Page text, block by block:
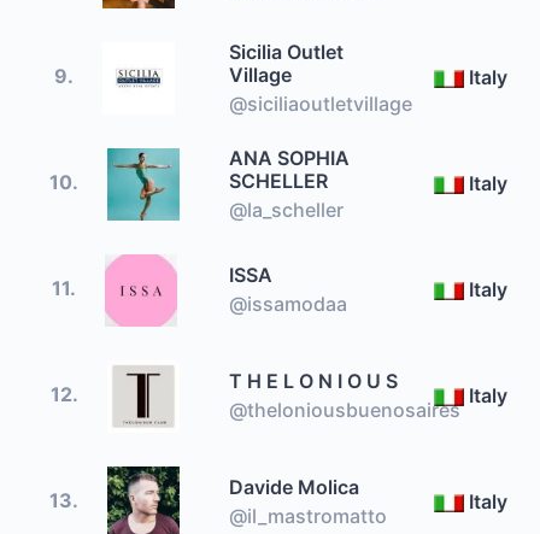
9.
Sicilia Outlet
Village
@siciliaoutletvillage
Italy
10.
ANA SOPHIA
SCHELLER
@la_scheller
Italy
11.
ISSA
@issamodaa
Italy
12.
T H E L O N I O U S
@theloniousbuenosaires
Italy
13.
Davide Molica
@il_mastromatto
Italy